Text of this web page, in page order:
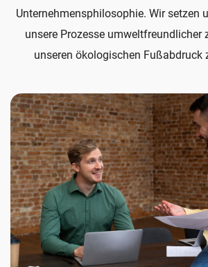
Unternehmensphilosophie. Wir setzen
unsere Prozesse umweltfreundlicher
unseren ökologischen Fußabdruck